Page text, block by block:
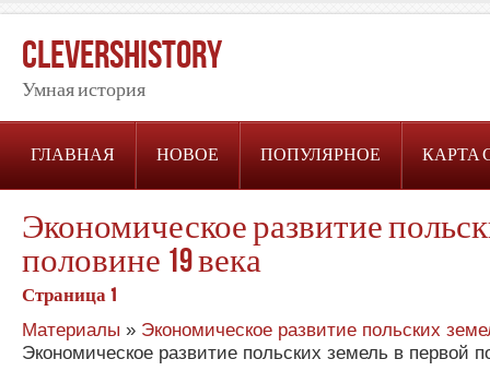
CleversHistory
Умная история
ГЛАВНАЯ НОВОЕ ПОПУЛЯРНОЕ КАРТА
Экономическое развитие
половине 19 века
Страница 1
Материалы » Экономическое развитие польских
Экономическое развитие польских земель в первой